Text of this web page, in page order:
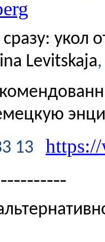
укол
Levitskaja,
13